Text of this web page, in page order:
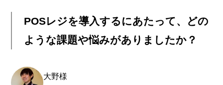
POSレジを導入するにあたって、どの
ような課題や悩みがありましたか？
大野様